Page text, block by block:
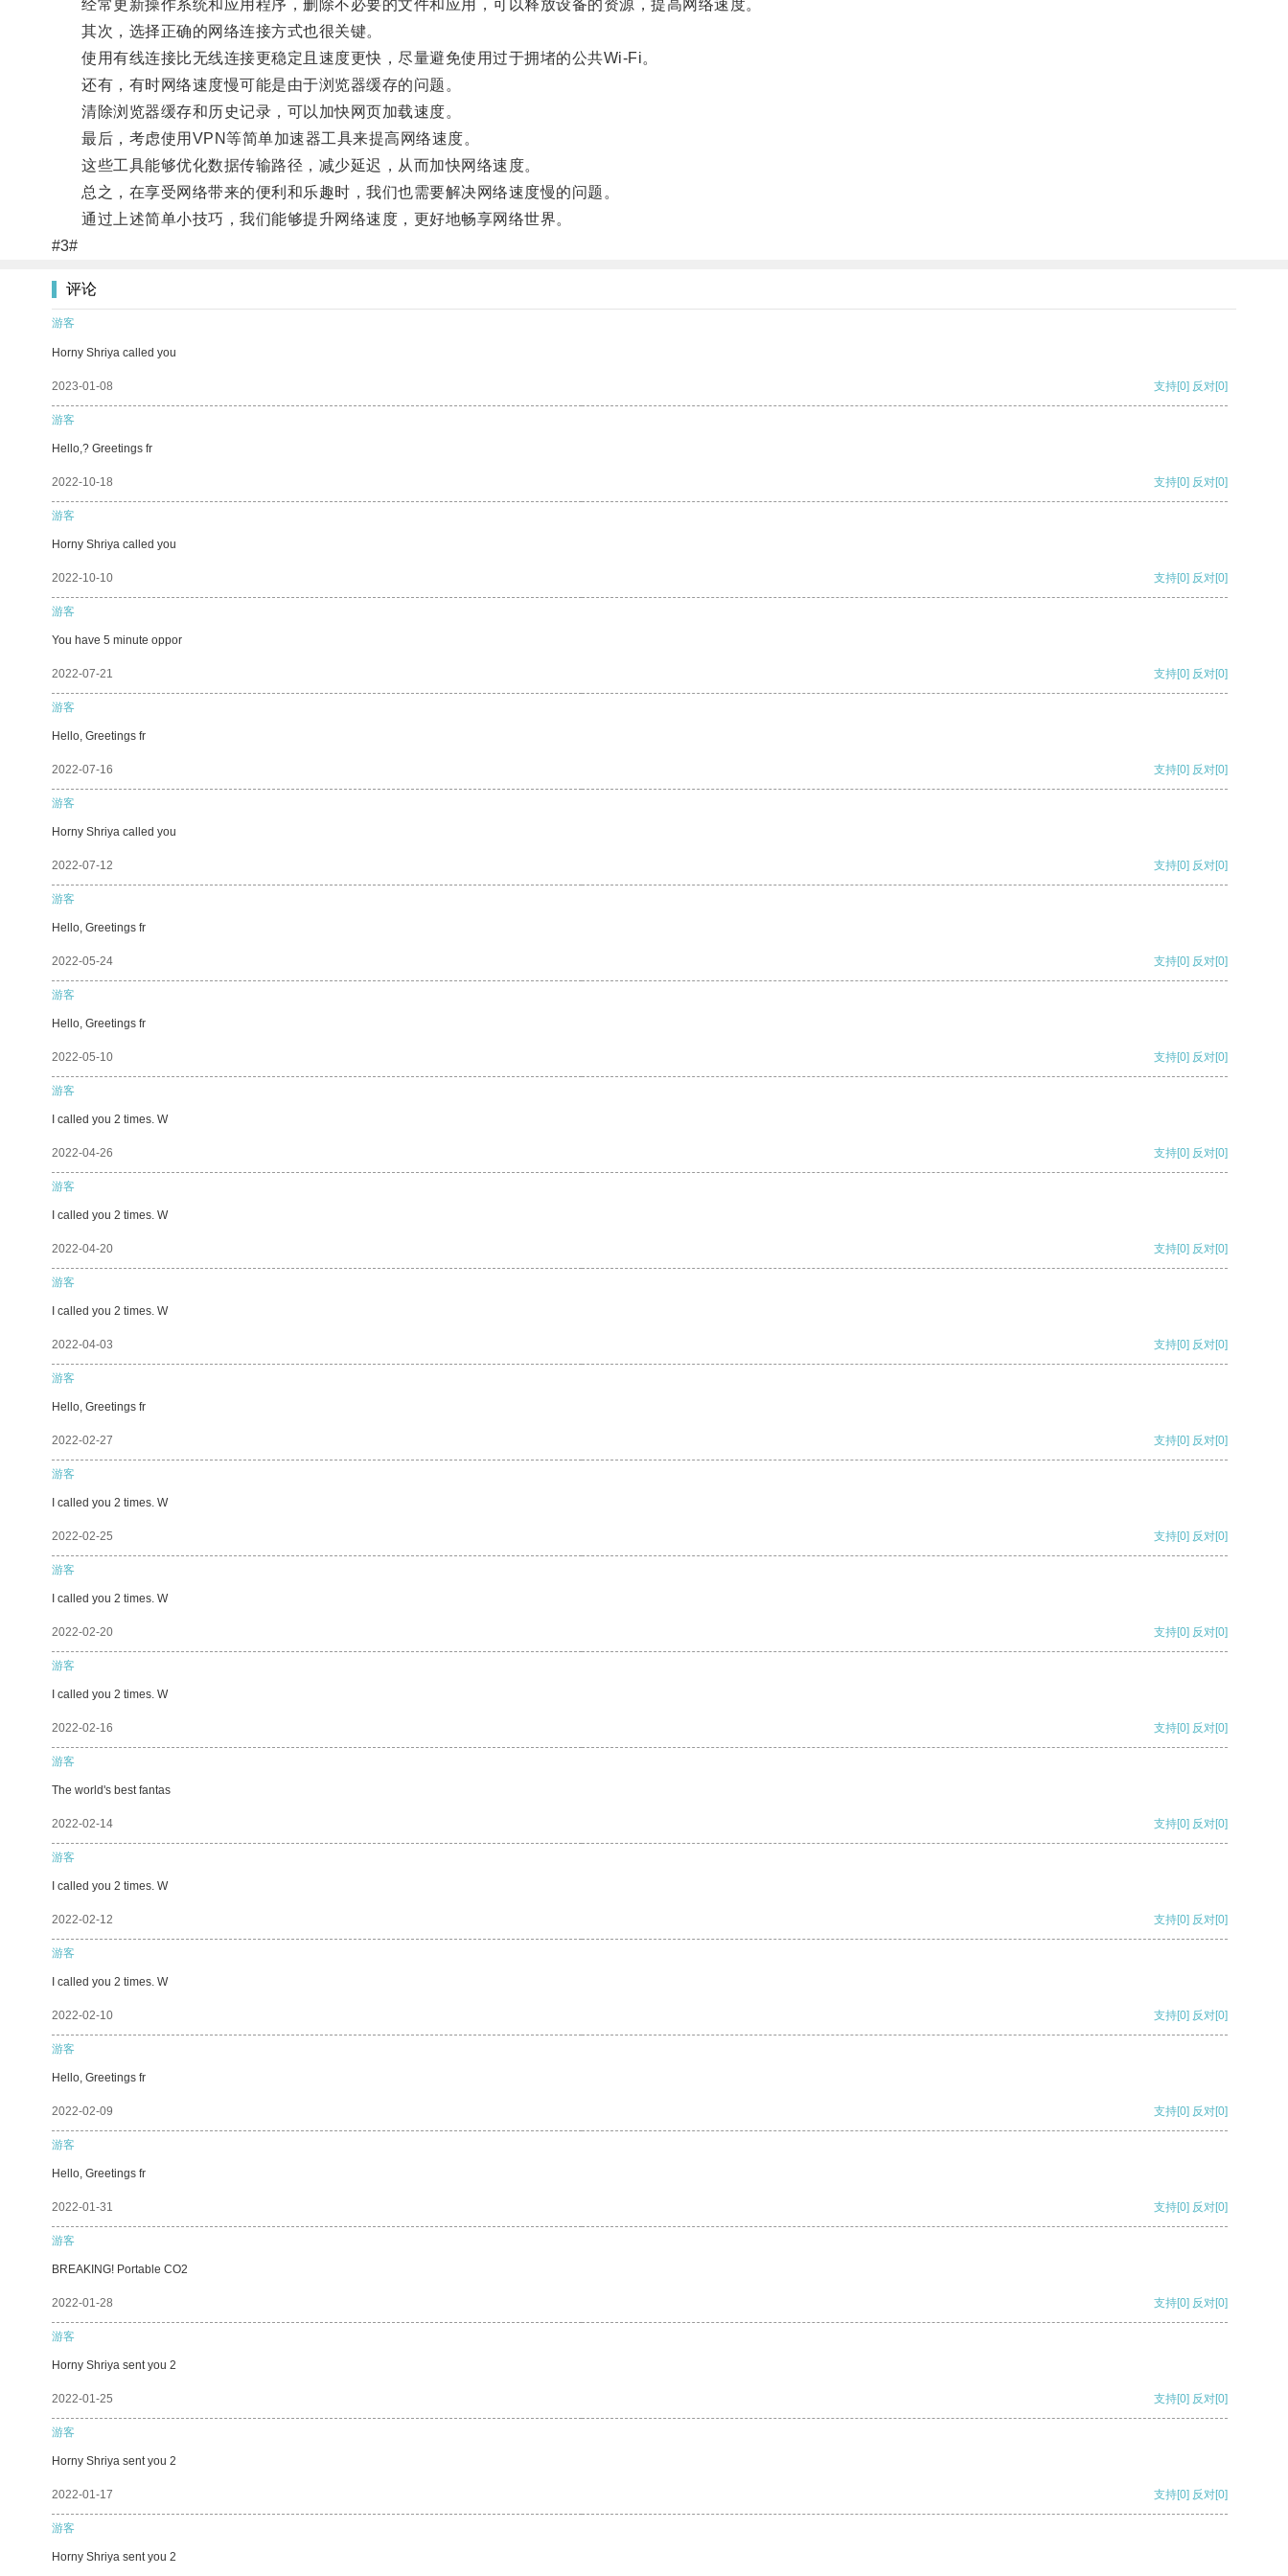
经常更新操作系统和应用程序，删除不必要的文件和应用，可以释放设备的资源，提高网络速度。
其次，选择正确的网络连接方式也很关键。
使用有线连接比无线连接更稳定且速度更快，尽量避免使用过于拥堵的公共Wi-Fi。
还有，有时网络速度慢可能是由于浏览器缓存的问题。
清除浏览器缓存和历史记录，可以加快网页加载速度。
最后，考虑使用VPN等简单加速器工具来提高网络速度。
这些工具能够优化数据传输路径，减少延迟，从而加快网络速度。
总之，在享受网络带来的便利和乐趣时，我们也需要解决网络速度慢的问题。
通过上述简单小技巧，我们能够提升网络速度，更好地畅享网络世界。
#3#
评论
游客
Horny Shriya called you
2023-01-08 支持[0] 反对[0]
游客
Hello,? Greetings fr
2022-10-18 支持[0] 反对[0]
游客
Horny Shriya called you
2022-10-10 支持[0] 反对[0]
游客
You have 5 minute oppor
2022-07-21 支持[0] 反对[0]
游客
Hello, Greetings fr
2022-07-16 支持[0] 反对[0]
游客
Horny Shriya called you
2022-07-12 支持[0] 反对[0]
游客
Hello, Greetings fr
2022-05-24 支持[0] 反对[0]
游客
Hello, Greetings fr
2022-05-10 支持[0] 反对[0]
游客
I called you 2 times. W
2022-04-26 支持[0] 反对[0]
游客
I called you 2 times. W
2022-04-20 支持[0] 反对[0]
游客
I called you 2 times. W
2022-04-03 支持[0] 反对[0]
游客
Hello, Greetings fr
2022-02-27 支持[0] 反对[0]
游客
I called you 2 times. W
2022-02-25 支持[0] 反对[0]
游客
I called you 2 times. W
2022-02-20 支持[0] 反对[0]
游客
I called you 2 times. W
2022-02-16 支持[0] 反对[0]
游客
The world's best fantas
2022-02-14 支持[0] 反对[0]
游客
I called you 2 times. W
2022-02-12 支持[0] 反对[0]
游客
I called you 2 times. W
2022-02-10 支持[0] 反对[0]
游客
Hello, Greetings fr
2022-02-09 支持[0] 反对[0]
游客
Hello, Greetings fr
2022-01-31 支持[0] 反对[0]
游客
BREAKING! Portable CO2
2022-01-28 支持[0] 反对[0]
游客
Horny Shriya sent you 2
2022-01-25 支持[0] 反对[0]
游客
Horny Shriya sent you 2
2022-01-17 支持[0] 反对[0]
游客
Horny Shriya sent you 2